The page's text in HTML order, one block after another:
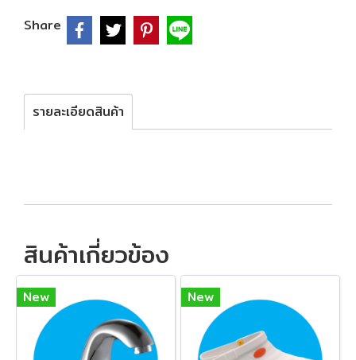
Share
รายละเอียดสินค้า
สินค้าเกี่ยวข้อง
New New